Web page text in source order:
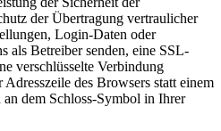
der Übertragung vertraulicher
Login-Daten oder
als Betreiber senden, eine SSL-
verschlüsselte Verbindung
Adresszeile des Browsers statt einem
dem Schloss-Symbol in Ihrer